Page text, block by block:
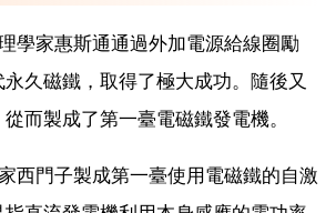
學家惠斯通通過外加電源給線圈勵
久磁鐵，取得了極大成功。隨後又
而製成了第一臺電磁鐵發電機。
西門子製成第一臺使用電磁鐵的自激